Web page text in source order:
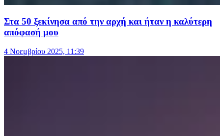
Στα 50 ξεκίνησα από την αρχή και ήταν η καλύτερη
απόφασή μου
4 Νοεμβρίου 2025, 11:39